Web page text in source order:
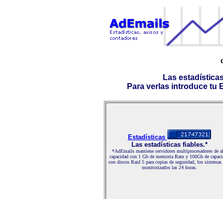
Las
Para verlas introduce tu
Estadísticas
Las estadísticas fiables.*
*AdEmails mantiene servidores multiprocesadores de
capacidad con 1 Gb de memoria Ram y 100Gb de
con discos Raid 5 para copias de seguridad, los sistemas
monitorizados las 24 horas.